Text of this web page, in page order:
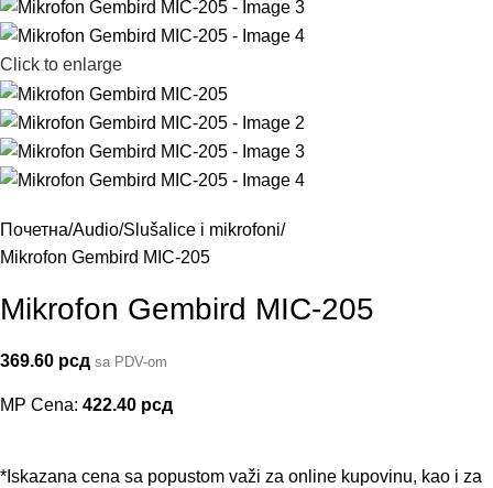
Click to enlarge
Почетна Audio Slušalice i mikrofoni
Mikrofon Gembird MIC-205
Mikrofon Gembird MIC-205
369.60 рсд sa PDV-om
MP Cena: 422.40 рсд
*Iskazana cena sa popustom važi za online kupovinu, kao i za